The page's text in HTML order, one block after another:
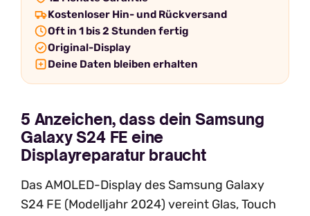
Kostenloser Hin- und Rückversand
Oft in 1 bis 2 Stunden fertig
Original-Display
Deine Daten bleiben erhalten
5 Anzeichen, dass dein Samsung
Galaxy S24 FE eine
Displayreparatur braucht
Das AMOLED-Display des Samsung Galaxy
S24 FE (Modelljahr 2024) vereint Glas, Touch